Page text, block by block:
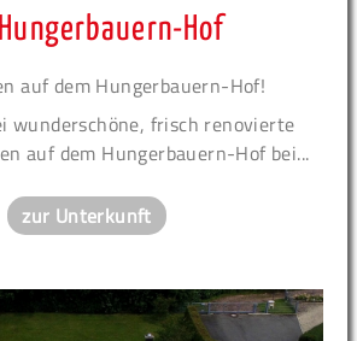
Hof
auf dem Hungerbauern-Hof!
wunderschöne, frisch renovierte
auf dem Hungerbauern-Hof bei...
zur Unterkunft